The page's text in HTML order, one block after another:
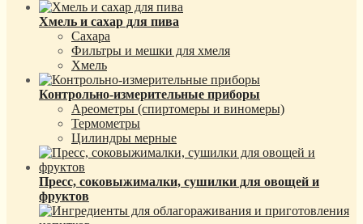
Хмель и сахар для пива
Сахара
Фильтры и мешки для хмеля
Хмель
Контрольно-измерительные приборы
Ареометры (спиртомеры и виномеры)
Термометры
Цилиндры мерные
Пресс, соковыжималки, сушилки для овощей и
фруктов